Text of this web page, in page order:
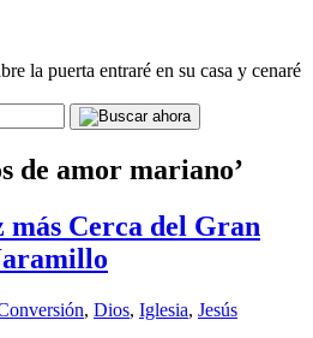
la puerta entraré en su casa y cenaré
de amor mariano’
más Cerca del Gran
, Dios, Iglesia, Jesús